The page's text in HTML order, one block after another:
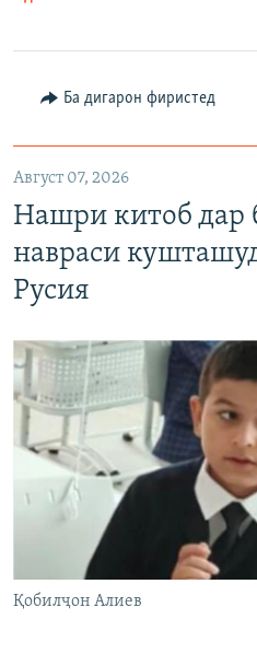
Ба дигарон фиристед
Август 07, 2026
Нашри китоб дар
навраси
Русия
Қобилҷон Алиев